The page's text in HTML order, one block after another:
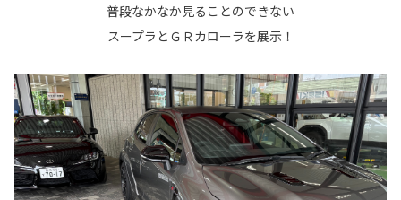
普段なかなか見ることのできない
スープラとＧＲカローラを展示！